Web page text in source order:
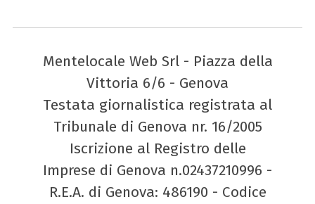
Mentelocale Web Srl - Piazza della
Vittoria 6/6 - Genova
Testata giornalistica registrata al
Tribunale di Genova nr. 16/2005
Iscrizione al Registro delle
Imprese di Genova n.02437210996 -
R.E.A. di Genova: 486190 - Codice